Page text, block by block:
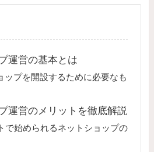
運営の基本とは
ップを開設するために必要なも
運営のメリットを徹底解説
で始められるネットショップの